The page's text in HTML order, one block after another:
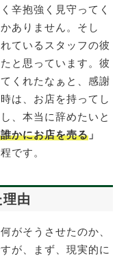
辛抱強く見守ってく
ありません。そし
ているスタッフの彼
と思っています。彼
くれたなぁと、感謝
は、お店を持ってし
、本当に辞めたいと
かにお店を売る 」
です。
由
がそうさせたのか、
が、まず、現実的に